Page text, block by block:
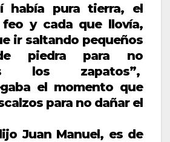
había pura tierra, el
y cada que llovía,
ir saltando pequeños
piedra para no
los zapatos”,
el momento que
para no dañar el
Juan Manuel, es de